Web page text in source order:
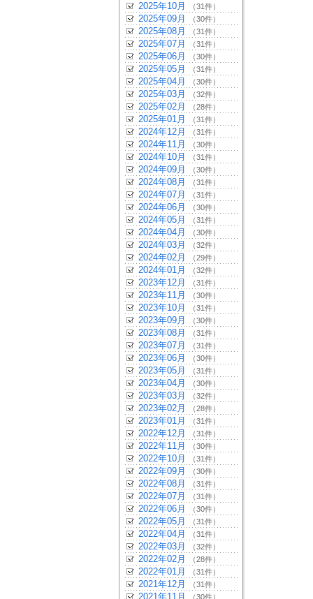
2025年10月 （31件）
2025年09月 （30件）
2025年08月 （31件）
2025年07月 （31件）
2025年06月 （30件）
2025年05月 （31件）
2025年04月 （30件）
2025年03月 （32件）
2025年02月 （28件）
2025年01月 （31件）
2024年12月 （31件）
2024年11月 （30件）
2024年10月 （31件）
2024年09月 （30件）
2024年08月 （31件）
2024年07月 （31件）
2024年06月 （30件）
2024年05月 （31件）
2024年04月 （30件）
2024年03月 （32件）
2024年02月 （29件）
2024年01月 （32件）
2023年12月 （31件）
2023年11月 （30件）
2023年10月 （31件）
2023年09月 （30件）
2023年08月 （31件）
2023年07月 （31件）
2023年06月 （30件）
2023年05月 （31件）
2023年04月 （30件）
2023年03月 （32件）
2023年02月 （28件）
2023年01月 （31件）
2022年12月 （31件）
2022年11月 （30件）
2022年10月 （31件）
2022年09月 （30件）
2022年08月 （31件）
2022年07月 （31件）
2022年06月 （30件）
2022年05月 （31件）
2022年04月 （31件）
2022年03月 （32件）
2022年02月 （28件）
2022年01月 （31件）
2021年12月 （31件）
2021年11月 （30件）